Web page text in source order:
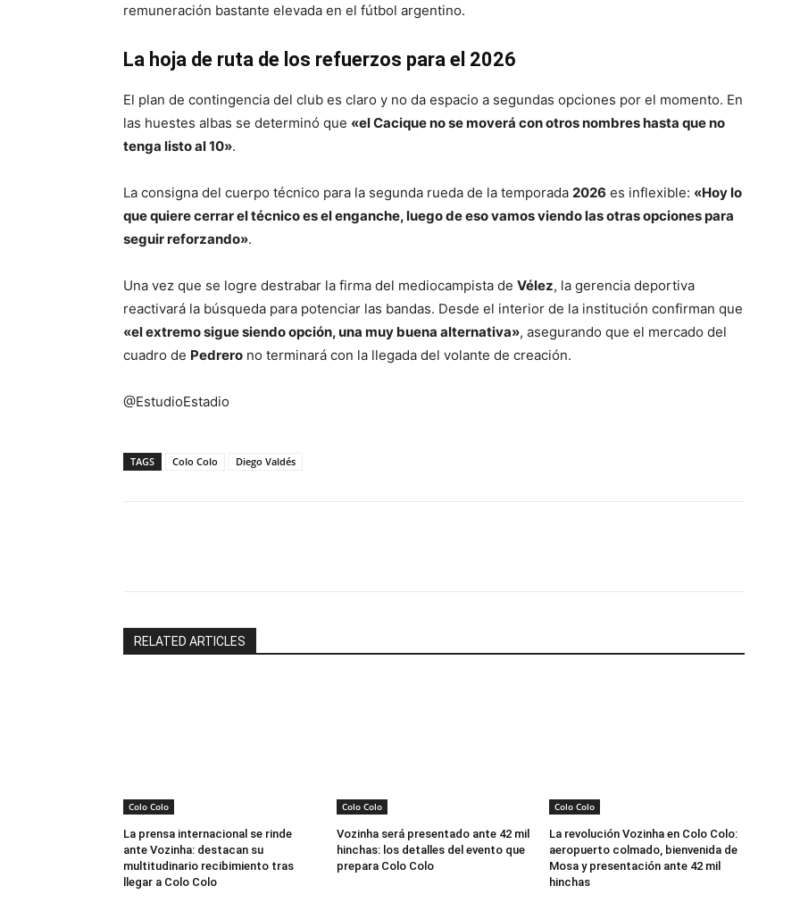
remuneración bastante elevada en el fútbol argentino.
La hoja de ruta de los refuerzos para el 2026
El plan de contingencia del club es claro y no da espacio a segundas opciones por el momento. En
las huestes albas se determinó que «el Cacique no se moverá con otros nombres hasta que no
tenga listo al 10».
La consigna del cuerpo técnico para la segunda rueda de la temporada 2026 es inflexible: «Hoy lo
que quiere cerrar el técnico es el enganche, luego de eso vamos viendo las otras opciones para
seguir reforzando».
Una vez que se logre destrabar la firma del mediocampista de Vélez, la gerencia deportiva
reactivará la búsqueda para potenciar las bandas. Desde el interior de la institución confirman que
«el extremo sigue siendo opción, una muy buena alternativa», asegurando que el mercado del
cuadro de Pedrero no terminará con la llegada del volante de creación.
@EstudioEstadio
TAGS Colo Colo Diego Valdés
RELATED ARTICLES
Colo Colo
La prensa internacional se rinde
ante Vozinha: destacan su
multitudinario recibimiento tras
llegar a Colo Colo
Colo Colo
Vozinha será presentado ante 42 mil
hinchas: los detalles del evento que
prepara Colo Colo
Colo Colo
La revolución Vozinha en Colo Colo:
aeropuerto colmado, bienvenida de
Mosa y presentación ante 42 mil
hinchas